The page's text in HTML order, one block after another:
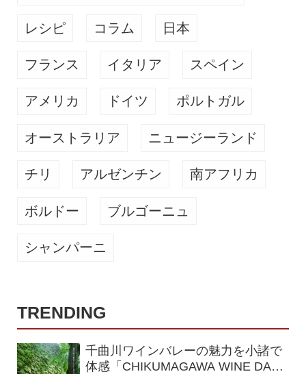
レシピ コラム 日本
フランス イタリア スペイン
アメリカ ドイツ ポルトガル
オーストラリア ニュージーランド
チリ アルゼンチン 南アフリカ
ボルドー ブルゴーニュ
シャンパーニ
TRENDING
千曲川ワインバレーの魅力を小諸で
体感「CHIKUMAGAWA WINE DAYS